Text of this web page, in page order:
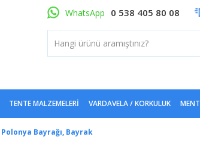
WhatsApp 0 538 405 80 08
TENTE MALZEMELERI VARDAVELA / KORKULUK
Polonya Bayrağı, Bayrak